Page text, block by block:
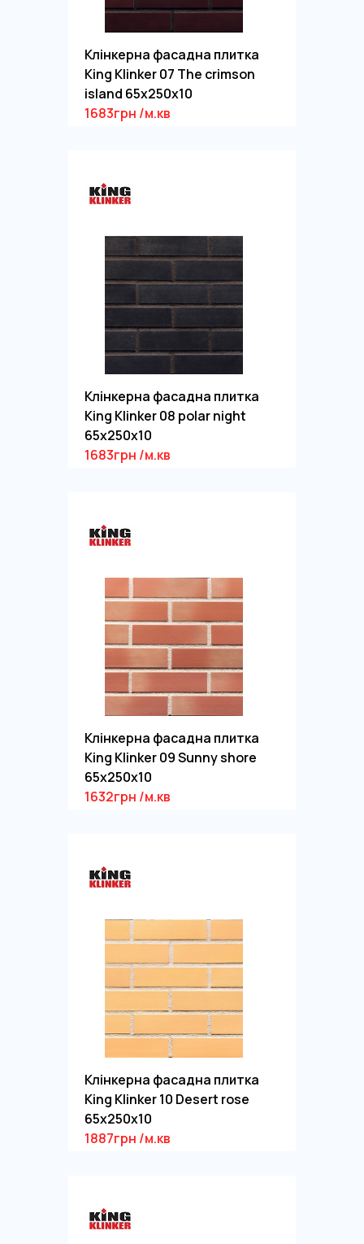
Клінкерна фасадна плитка
King Klinker 07 The crimson
island 65x250x10
1683грн /м.кв
Клінкерна фасадна плитка
King Klinker 08 polar night
65x250x10
1683грн /м.кв
Клінкерна фасадна плитка
King Klinker 09 Sunny shore
65x250x10
1632грн /м.кв
Клінкерна фасадна плитка
King Klinker 10 Desert rose
65x250x10
1887грн /м.кв